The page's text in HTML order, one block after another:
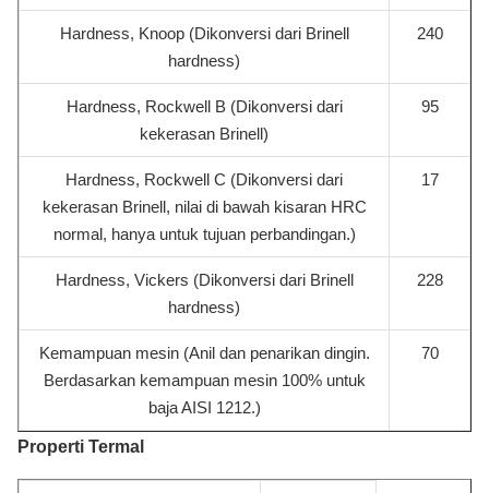
Hardness, Knoop (Dikonversi dari Brinell
hardness)
240
Hardness, Rockwell B (Dikonversi dari
kekerasan Brinell)
95
Hardness, Rockwell C (Dikonversi dari
kekerasan Brinell, nilai di bawah kisaran HRC
normal, hanya untuk tujuan perbandingan.)
17
Hardness, Vickers (Dikonversi dari Brinell
hardness)
228
Kemampuan mesin (Anil dan penarikan dingin.
Berdasarkan kemampuan mesin 100% untuk
baja AISI 1212.)
70
Properti Termal